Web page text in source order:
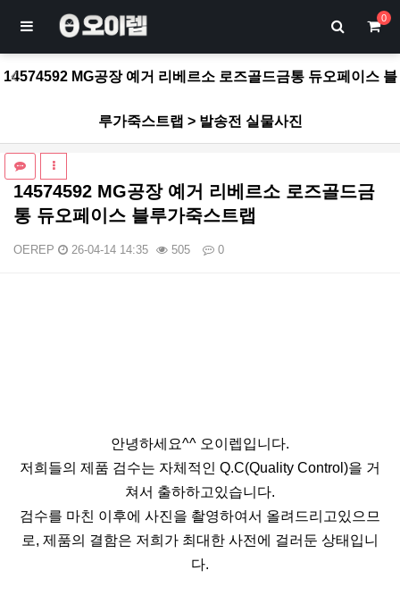
0
14574592 MG공장 예거 리베르소 로즈골드금통 듀오페이스 블
루가죽스트랩 > 발송전 실물사진
14574592 MG공장 예거 리베르소 로즈골드금
통 듀오페이스 블루가죽스트랩
OEREP 26-04-14 14:35 505 0
안녕하세요^^ 오이렙입니다.
저희들의 제품 검수는 자체적인 Q.C(Quality Control)을 거
쳐서 출하하고있습니다.
검수를 마친 이후에 사진을 촬영하여서 올려드리고있으므
로, 제품의 결함은 저희가 최대한 사전에 걸러둔 상태입니
다.